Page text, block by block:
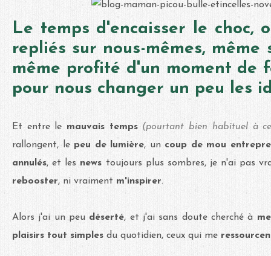
Le temps d'encaisser le choc,
repliés sur nous-mêmes,
même profité d'un moment de
pour nous changer un peu les
Et entre le mauvais temps (pourtant bien habituel à
rallongent, le peu de lumière, uncoup de mou
annulés, et les news toujours plus sombres, je n'ai pas
rebooster, ni vraiment m'inspirer.
Alors j'ai un peu déserté, et j'ai sans doute cherché à
plaisirs tout simples du quotidien, ceux qui me